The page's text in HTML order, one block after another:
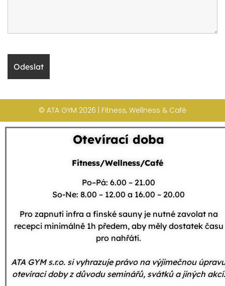
© ATA GYM 2026 | Fitness, Wellness & Café
Otevírací doba
Fitness/Wellness/Café
Po–Pá: 6.00 – 21.00
So-Ne: 8.00 – 12.00 a 16.00 – 20.00
Pro zapnutí infra a finské sauny je nutné zavolat na
recepci minimálně 1h předem, aby měly dostatek času
pro nahřátí.
ATA GYM s.r.o. si vyhrazuje právo na výjimečnou
otevírací doby z důvodu seminářů, svátků a jiných akcí.